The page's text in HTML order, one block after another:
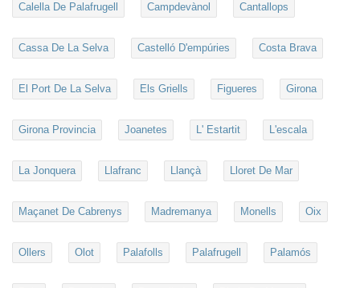
Calella De Palafrugell Campdevànol Cantallops
Cassa De La Selva Castelló D'empúries Costa Brava
El Port De La Selva Els Griells Figueres Girona
Girona Provincia Joanetes L' Estartit L'escala
La Jonquera Llafranc Llançà Lloret De Mar
Maçanet De Cabrenys Madremanya Monells Oix
Ollers Olot Palafolls Palafrugell Palamós